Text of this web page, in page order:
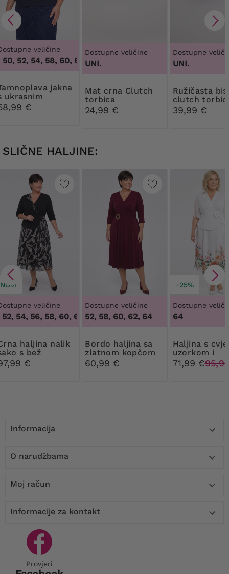
veličine
52, 54, 58, 60, 62, 64,46, 48, 50, 52, 54, 58, 60, 62, 64
ukrasnim
€
Dostupne veličine
UNI.
Mat crna Clutch
torbica
24,99 €
Dostupne
UNI.
Ružičasta biserna
clutch
ukrasom
39,99 €
SLIČNE HALJINE:
NOVI
veličine
54, 56, 58, 60, 62, 64, 48, 50, 52, 54, 56, 58, 60, 62, 64
nalik
s bež
€
Dostupne veličine
52, 58, 60, 62, 64
Bordo haljina sa
zlatnom kopčom
za remen
60,99 €
−25%
Dostupne
64
haljina s cvjetnim
uzorkom i
ružičasta
71,99 €
Informacija 
O narudžbama 
Moj račun 
Informacije za kontakt 
Provjeri